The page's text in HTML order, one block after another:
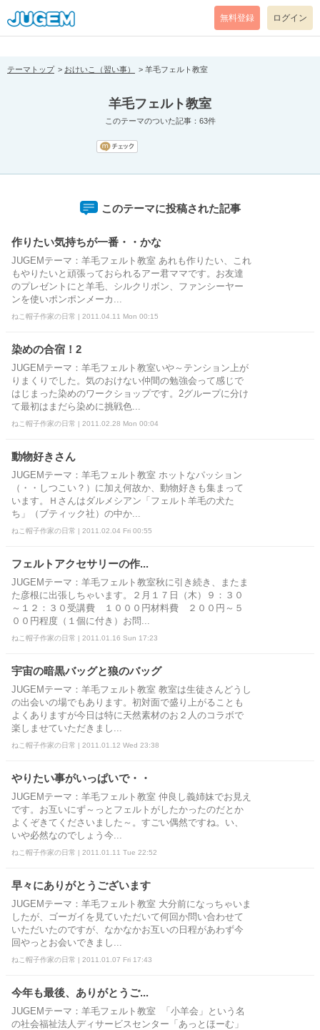
[pear_error: message="Success" code=0 mode=return level=notice
prefix="" info=""]
無料登録 ログイン
テーマトップ おけいこ（習い事） 羊毛フェルト教室
羊毛フェルト教室
このテーマのついた記事：63件
このテーマに投稿された記事
作りたい気持ちが一番・・かな
JUGEMテーマ：羊毛フェルト教室 あれも作りたい、これ
もやりたいと頑張っておられるアー君ママです。お友達
のプレゼントにと羊毛、シルクリボン、ファンシーヤー
ンを使いポンポンメーカ...
ねこ帽子作家の日常 | 2011.04.11 Mon 00:15
染めの合宿！2
JUGEMテーマ：羊毛フェルト教室いや～テンション上が
りまくりでした。気のおけない仲間の勉強会って感じで
はじまった染めのワークショップです。2グループに分け
て最初はまだら染めに挑戦色...
ねこ帽子作家の日常 | 2011.02.28 Mon 00:04
動物好きさん
JUGEMテーマ：羊毛フェルト教室 ホットなパッション
（・・しつこい？）に加え何故か、動物好きも集まって
います。Ｈさんはダルメシアン「フェルト羊毛の犬た
ち」（ブティック社）の中か...
ねこ帽子作家の日常 | 2011.02.04 Fri 00:55
フェルトアクセサリーの作...
JUGEMテーマ：羊毛フェルト教室秋に引き続き、またま
た彦根に出張しちゃいます。２月１７日（木）９：３０
～１２：３０受講費 １０００円材料費 ２００円～５
００円程度（１個に付き）お問...
ねこ帽子作家の日常 | 2011.01.16 Sun 17:23
宇宙の暗黒バッグと狼のバッグ
JUGEMテーマ：羊毛フェルト教室 教室は生徒さんどうし
の出会いの場でもあります。初対面で盛り上がることも
よくありますが今日は特に天然素材のお２人のコラボで
楽しませていただきまし...
ねこ帽子作家の日常 | 2011.01.12 Wed 23:38
やりたい事がいっぱいで・・
JUGEMテーマ：羊毛フェルト教室 仲良し義姉妹でお見え
です。お互いにず～っとフェルトがしたかったのだとか
よくぞきてくださいました～。すごい偶然ですね。い、
いや必然なのでしょう今...
ねこ帽子作家の日常 | 2011.01.11 Tue 22:52
早々にありがとうございます
JUGEMテーマ：羊毛フェルト教室 大分前になっちゃいま
したが、ゴーガイを見ていただいて何回か問い合わせて
いただいたのですが、なかなかお互いの日程があわず今
回やっとお会いできまし...
ねこ帽子作家の日常 | 2011.01.07 Fri 17:43
今年も最後、ありがとうご...
JUGEMテーマ：羊毛フェルト教室 「小羊会」という名
の社会福祉法人ディサービスセンター「あっとほーむ」